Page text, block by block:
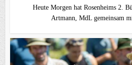
Heute Morgen hat Rosenheims 2.
Artmann, MdL gemeinsam